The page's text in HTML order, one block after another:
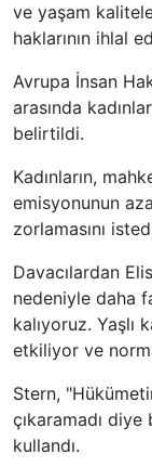
ve yaşam
haklarının ihlal
Avrupa İnsan
arasında
belirtildi.
Kadınların,
emisyonunun
zorlamasını
Davacılardan
nedeniyle daha
kalıyoruz. Yaşlı
etkiliyor ve
Stern,
çıkaramadı
kullandı.